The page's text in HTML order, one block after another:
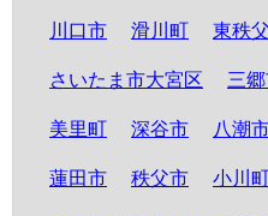
川口市 滑川町 東秩
さいたま市大宮区 三
美里町 深谷市 八潮
蓮田市 秩父市 小川